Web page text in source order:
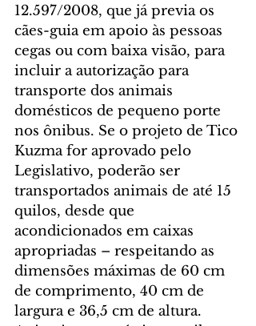
12.597/2008, que já previa os
cães-guia em apoio às pessoas
cegas ou com baixa visão, para
incluir a autorização para
transporte dos animais
domésticos de pequeno porte
nos ônibus. Se o projeto de Tico
Kuzma for aprovado pelo
Legislativo, poderão ser
transportados animais de até 15
quilos, desde que
acondicionados em caixas
apropriadas – respeitando as
dimensões máximas de 60 cm
de comprimento, 40 cm de
largura e 36,5 cm de altura.